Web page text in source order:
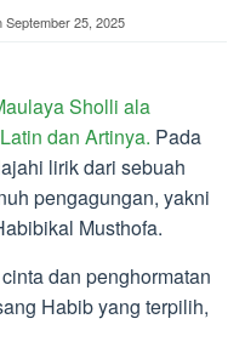
September 25, 2025
Sholli ala
dan Artinya. Pada
lirik dari sebuah
pengagungan, yakni
Musthofa.
dan penghormatan
Habib yang terpilih,